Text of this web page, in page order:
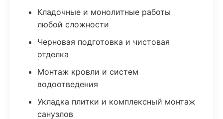
Кладочные и монолитные работы
любой сложности
Черновая подготовка и чистовая
отделка
Монтаж кровли и систем
водоотведения
Укладка плитки и комплексный монтаж
санузлов